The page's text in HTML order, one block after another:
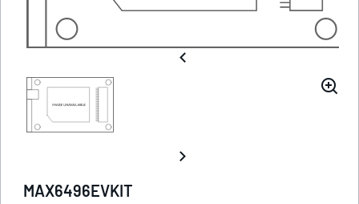
MAX6496EVKIT